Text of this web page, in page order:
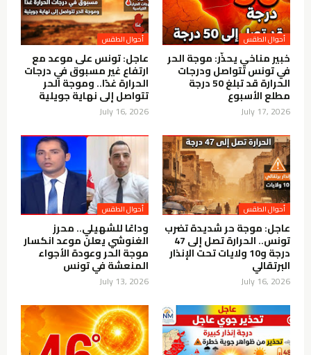
أحوال الطقس
خبير مناخي يحذّر: موجة الحر
في تونس تتواصل ودرجات
الحرارة قد تبلغ 50 درجة
مطلع الأسبوع
July 17, 2026
أحوال الطقس
عاجل: تونس على موعد مع
ارتفاع غير مسبوق في درجات
الحرارة غدًا.. وموجة الحر
تتواصل إلى نهاية جويلية
July 16, 2026
أحوال الطقس
عاجل: موجة حر شديدة تضرب
تونس.. الحرارة تصل إلى 47
درجة و10 ولايات تحت الإنذار
البرتقالي
July 16, 2026
أحوال الطقس
وداعًا للشهيلي.. محرز
الغنوشي يعلن موعد انكسار
موجة الحر وعودة الأجواء
المنعشة في تونس
July 13, 2026